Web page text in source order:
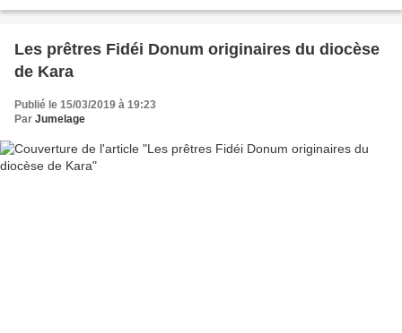
Les prêtres Fidéi Donum originaires du diocèse
de Kara
Publié le 15/03/2019 à 19:23
Par Jumelage